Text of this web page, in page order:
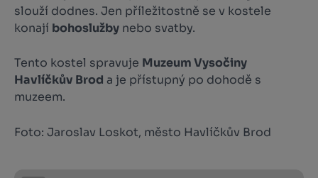
slouží dodnes. Jen příležitostně se v kostele
konají bohoslužby nebo svatby.
Tento kostel spravuje Muzeum Vysočiny
Havlíčkův Brod a je přístupný po dohodě s
muzeem.
Foto: Jaroslav Loskot, město Havlíčkův Brod